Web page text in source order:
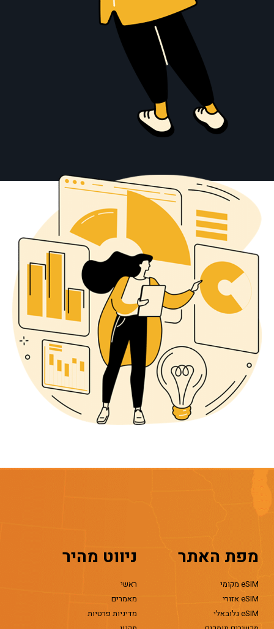
מפת האתר
eSIM מקומי
eSIM אזורי
eSIM גלובאלי
ניווט מהיר
ראשי
מאמרים
מדיניות פרטיות